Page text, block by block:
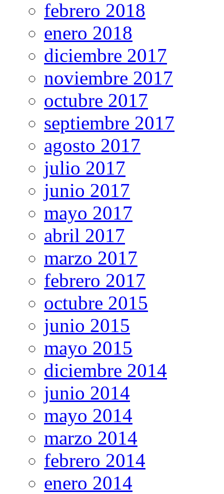
febrero 2018
enero 2018
diciembre 2017
noviembre 2017
octubre 2017
septiembre 2017
agosto 2017
julio 2017
junio 2017
mayo 2017
abril 2017
marzo 2017
febrero 2017
octubre 2015
junio 2015
mayo 2015
diciembre 2014
junio 2014
mayo 2014
marzo 2014
febrero 2014
enero 2014